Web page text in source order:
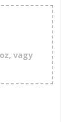
vagy